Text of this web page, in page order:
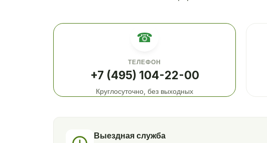
☎
ТЕЛЕФОН
+7 (495) 104-22-00
Круглосуточно, без выходных
Выездная служба